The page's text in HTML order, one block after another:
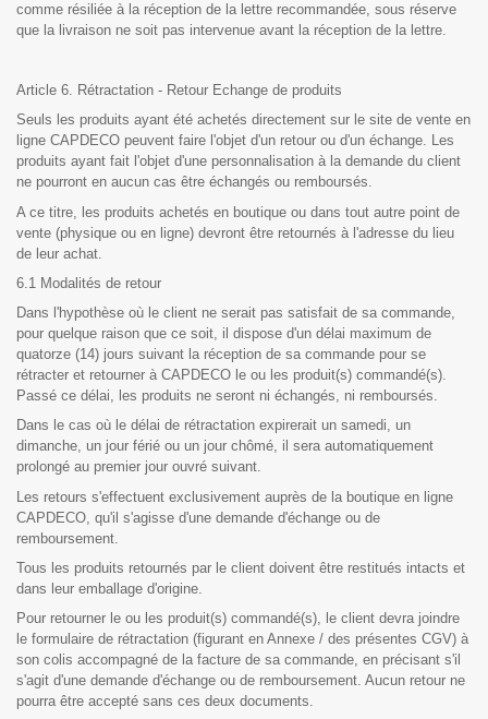
comme résiliée à la réception de la lettre recommandée, sous réserve
que la livraison ne soit pas intervenue avant la réception de la lettre.
Article 6. Rétractation - Retour Echange de produits
Seuls les produits ayant été achetés directement sur le site de vente en
ligne CAPDECO peuvent faire l'objet d'un retour ou d'un échange. Les
produits ayant fait l'objet d'une personnalisation à la demande du client
ne pourront en aucun cas être échangés ou remboursés.
A ce titre, les produits achetés en boutique ou dans tout autre point de
vente (physique ou en ligne) devront être retournés à l'adresse du lieu
de leur achat.
6.1 Modalités de retour
Dans l'hypothèse où le client ne serait pas satisfait de sa commande,
pour quelque raison que ce soit, il dispose d'un délai maximum de
quatorze (14) jours suivant la réception de sa commande pour se
rétracter et retourner à CAPDECO le ou les produit(s) commandé(s).
Passé ce délai, les produits ne seront ni échangés, ni remboursés.
Dans le cas où le délai de rétractation expirerait un samedi, un
dimanche, un jour férié ou un jour chômé, il sera automatiquement
prolongé au premier jour ouvré suivant.
Les retours s'effectuent exclusivement auprès de la boutique en ligne
CAPDECO, qu'il s'agisse d'une demande d'échange ou de
remboursement.
Tous les produits retournés par le client doivent être restitués intacts et
dans leur emballage d'origine.
Pour retourner le ou les produit(s) commandé(s), le client devra joindre
le formulaire de rétractation (figurant en Annexe / des présentes CGV) à
son colis accompagné de la facture de sa commande, en précisant s'il
s'agit d'une demande d'échange ou de remboursement. Aucun retour ne
pourra être accepté sans ces deux documents.